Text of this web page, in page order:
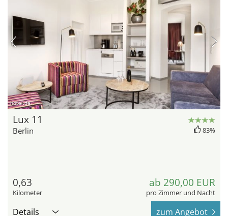
hotel.de
Lux 11
Berlin 83%
0,63
Kilometer
ab 290,00 EUR
pro Zimmer und Nacht
Details zum Angebot